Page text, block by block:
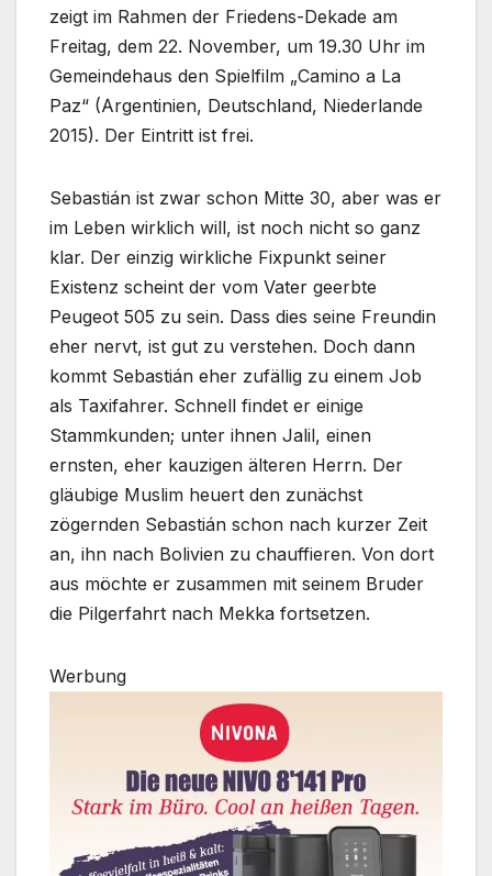
zeigt im Rahmen der Friedens-Dekade am
Freitag, dem 22. November, um 19.30 Uhr im
Gemeindehaus den Spielfilm „Camino a La
Paz“ (Argentinien, Deutschland, Niederlande
2015). Der Eintritt ist frei.
Sebastián ist zwar schon Mitte 30, aber was er
im Leben wirklich will, ist noch nicht so ganz
klar. Der einzig wirkliche Fixpunkt seiner
Existenz scheint der vom Vater geerbte
Peugeot 505 zu sein. Dass dies seine Freundin
eher nervt, ist gut zu verstehen. Doch dann
kommt Sebastián eher zufällig zu einem Job
als Taxifahrer. Schnell findet er einige
Stammkunden; unter ihnen Jalil, einen
ernsten, eher kauzigen älteren Herrn. Der
gläubige Muslim heuert den zunächst
zögernden Sebastián schon nach kurzer Zeit
an, ihn nach Bolivien zu chauffieren. Von dort
aus möchte er zusammen mit seinem Bruder
die Pilgerfahrt nach Mekka fortsetzen.
Werbung